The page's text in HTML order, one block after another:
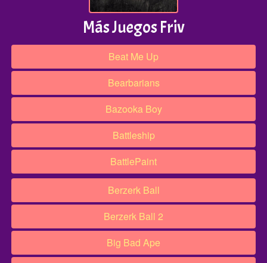
Más Juegos Friv
Beat Me Up
Bearbarians
Bazooka Boy
Battleship
BattlePaint
Berzerk Ball
Berzerk Ball 2
Big Bad Ape